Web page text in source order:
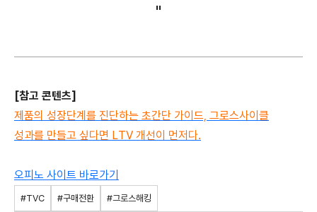
"
[참고 콘텐츠]
제품의 성장단계를 진단하는 초간단 가이드, 그로스사이클
성과를 만들고 싶다면 LTV 개선이 먼저다.
오피노 사이트 바로가기
#TVC #구매전환 #그로스해킹